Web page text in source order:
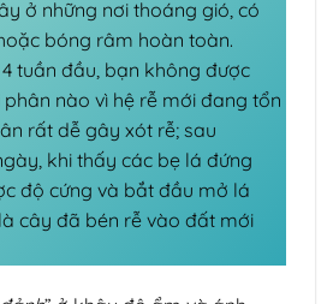
ở những nơi thoáng gió, có
bóng râm hoàn toàn.
tuần đầu, bạn không được
nào vì hệ rễ mới đang tổn
rất dễ gây xót rễ; sau
khi thấy các bẹ lá đứng
độ cứng và bắt đầu mở lá
cây đã bén rễ vào đất mới